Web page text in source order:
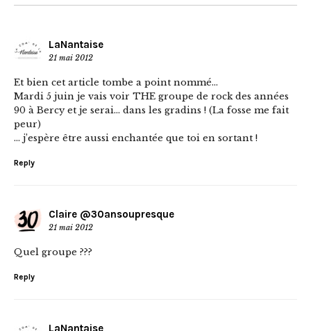
LaNantaise
21 mai 2012
Et bien cet article tombe a point nommé…
Mardi 5 juin je vais voir THE groupe de rock des années
90 à Bercy et je serai… dans les gradins ! (La fosse me fait
peur)
… j’espère être aussi enchantée que toi en sortant !
Reply
Claire @30ansoupresque
21 mai 2012
Quel groupe ???
Reply
LaNantaise